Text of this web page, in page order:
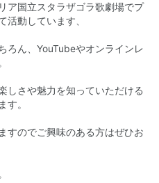
ア国立スタラザゴラ歌劇場でプ
活動しています、
ろん、YouTubeやオンラインレ
しさや魅力を知っていただける
す。
すのでご興味のある方はぜひお